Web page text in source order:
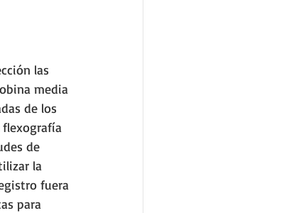
las
media
de los
flexografía
de
la
fuera
para